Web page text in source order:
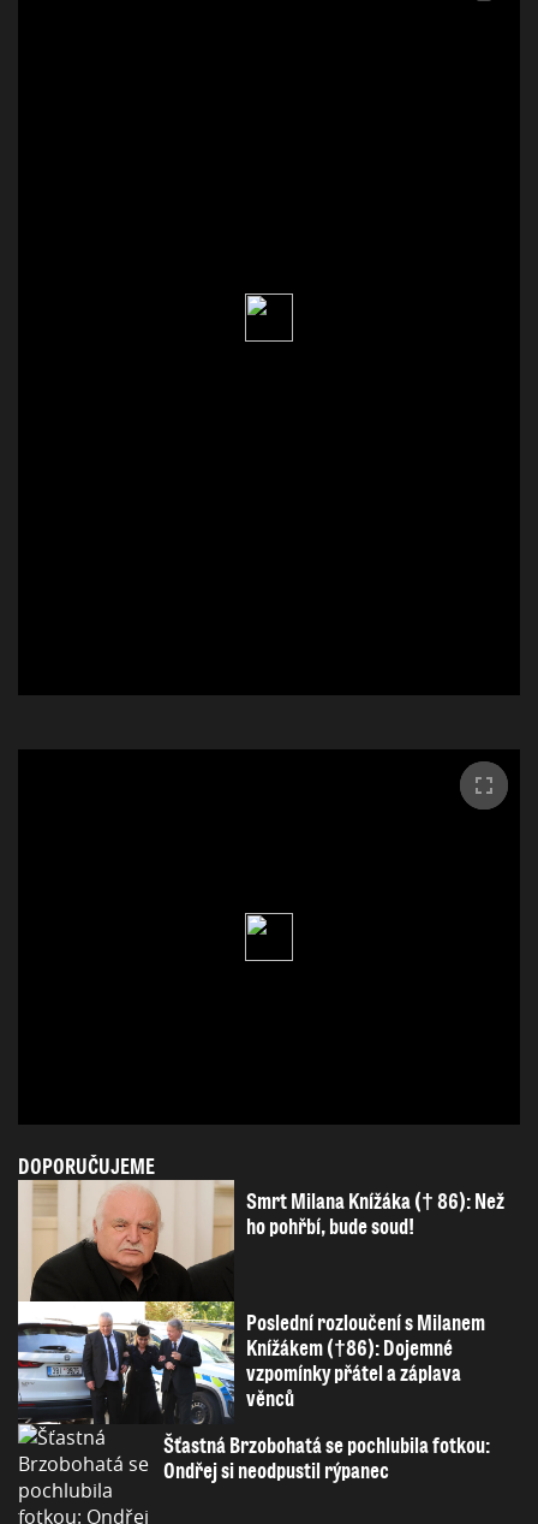
DOPORUČUJEME
Smrt Milana Knížáka († 86): Než
ho pohřbí, bude soud!
Poslední rozloučení s Milanem
Knížákem (†86): Dojemné
vzpomínky přátel a záplava
věnců
Šťastná Brzobohatá se pochlubila fotkou:
Ondřej si neodpustil rýpanec